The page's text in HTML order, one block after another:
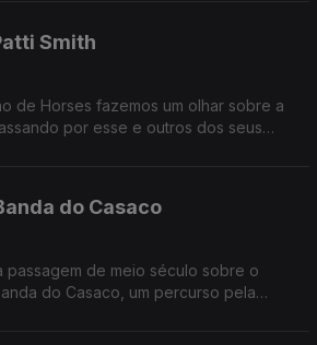
Smith
de Horses fazemos um olhar sobre a
por esse e outros dos seus
do Casaco
passagem de meio século sobre o
do Casaco, um percurso pela